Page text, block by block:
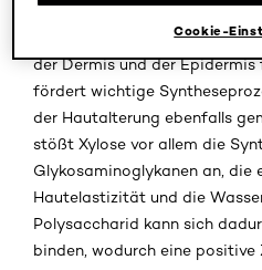
der Haut führt. Pro-Xylane
Falten, indem es den
der Dermis und der
fördert wichtige
der Hautalterung ebenfalls
stößt Xylose vor allem die
Glykosaminoglykanen an, die
Hautelastizität und die
Polysaccharid kann sich
binden, wodurch eine
Cookie-